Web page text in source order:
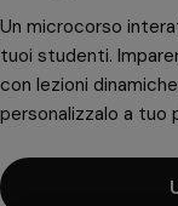
Un microcorso
tuoi studenti.
con lezioni
personalizzalo a tuo